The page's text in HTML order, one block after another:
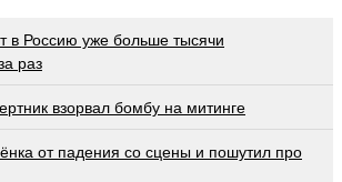
в Россию уже больше тысячи
раз
взорвал бомбу на митинге
от падения со сцены и пошутил про